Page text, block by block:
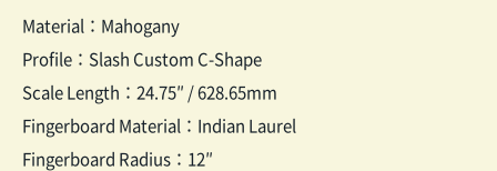
Material：Mahogany
Profile：Slash Custom C-Shape
Scale Length：24.75″ / 628.65mm
Fingerboard Material：Indian Laurel
Fingerboard Radius：12″